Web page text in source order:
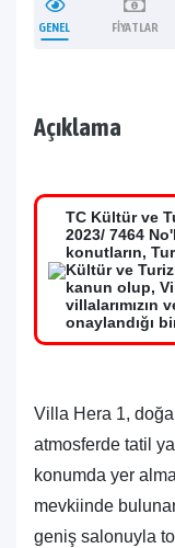
GENEL FIYATLAR
Açıklama
TC Kültür ve
2023/ 7464
konutların,
Kültür ve
kanun olup,
villalarımızın
onaylandığı
Villa Hera 1,
atmosferde tatil
konumda yer
mevkiinde
geniş salonuyla